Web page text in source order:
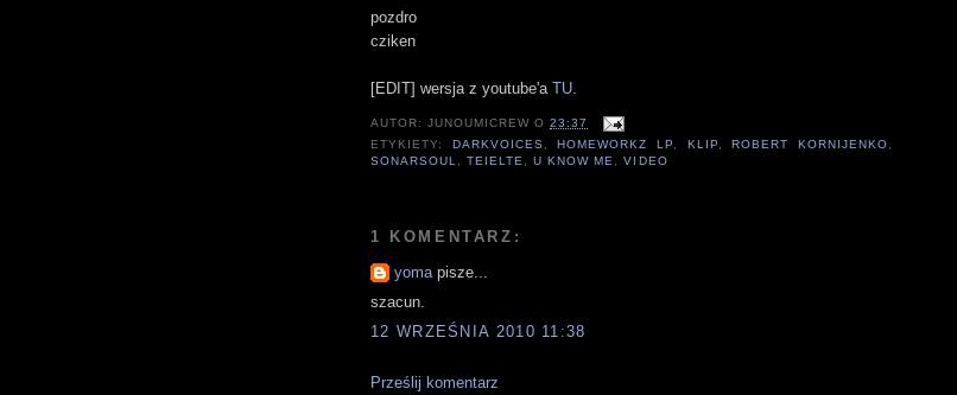
pozdro
cziken
[EDIT] wersja z youtube'a TU
AUTOR:JUNOUMICREW O23:37
ETYKIETY:
DARKVOICES, HOMEWORKZ LP, KLIP, ROBERT KORNIJENKO,
SONARSOUL,TEIELTE,U KNOW ME,VIDEO
1 KOMENTARZ:
yomapisze...
szacun.
12 WRZEŚNIA 2010 11:38
Prześlij komentarz